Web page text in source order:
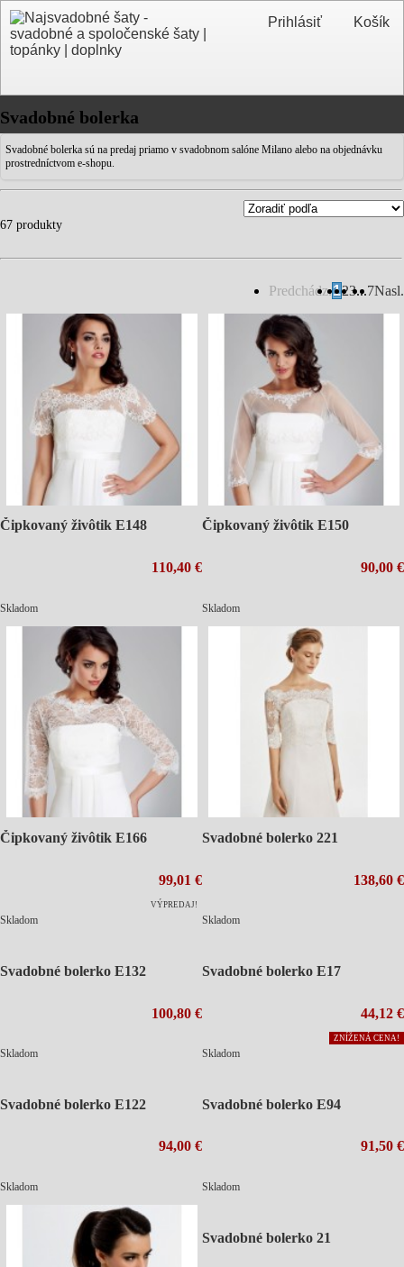
Košík
Prihlásiť
Svadobné bolerka
Svadobné bolerka sú na predaj priamo v svadobnom salóne Milano alebo na objednávku
prostredníctvom e-shopu.
67 produkty
Predchádz.123...7Nasl.
Čipkovaný živôtik E148
110,40 €
Skladom
Čipkovaný živôtik E150
90,00 €
Skladom
Čipkovaný živôtik E166
99,01 €
VÝPREDAJ!
Skladom
Svadobné bolerko 221
138,60 €
Skladom
Svadobné bolerko E132
100,80 €
Skladom
Svadobné bolerko E17
44,12 €
ZNÍŽENÁ CENA!
Skladom
Svadobné bolerko E122
94,00 €
Skladom
Svadobné bolerko E94
91,50 €
Skladom
Svadobné bolerko 21